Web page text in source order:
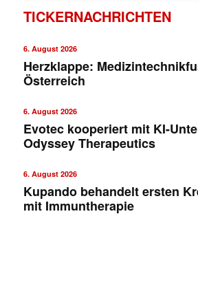
TICKERNACHRICHTEN
6. August 2026
Herzklappe:
Österreich
6. August 2026
Evotec kooperiert mit KI-
Odyssey Therapeutics
6. August 2026
Kupando behandelt ersten
mit Immuntherapie